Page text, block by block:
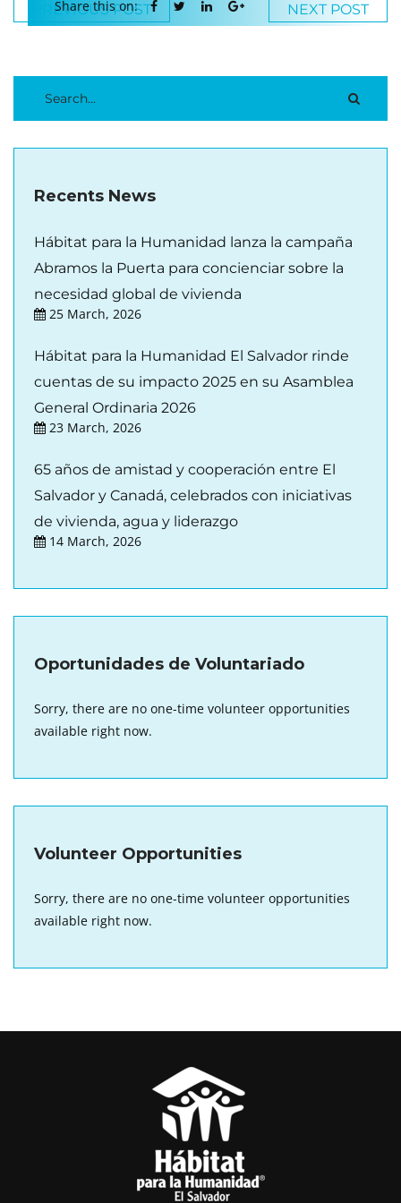
Share this on:
PREVIOUS POST NEXT POST
Recents News
Hábitat para la Humanidad lanza la campaña
Abramos la Puerta para concienciar sobre la
necesidad global de vivienda
25 March, 2026
Hábitat para la Humanidad El Salvador rinde
cuentas de su impacto 2025 en su Asamblea
General Ordinaria 2026
23 March, 2026
65 años de amistad y cooperación entre El
Salvador y Canadá, celebrados con iniciativas
de vivienda, agua y liderazgo
14 March, 2026
Oportunidades de Voluntariado
Sorry, there are no one-time volunteer opportunities
available right now.
Volunteer Opportunities
Sorry, there are no one-time volunteer opportunities
available right now.